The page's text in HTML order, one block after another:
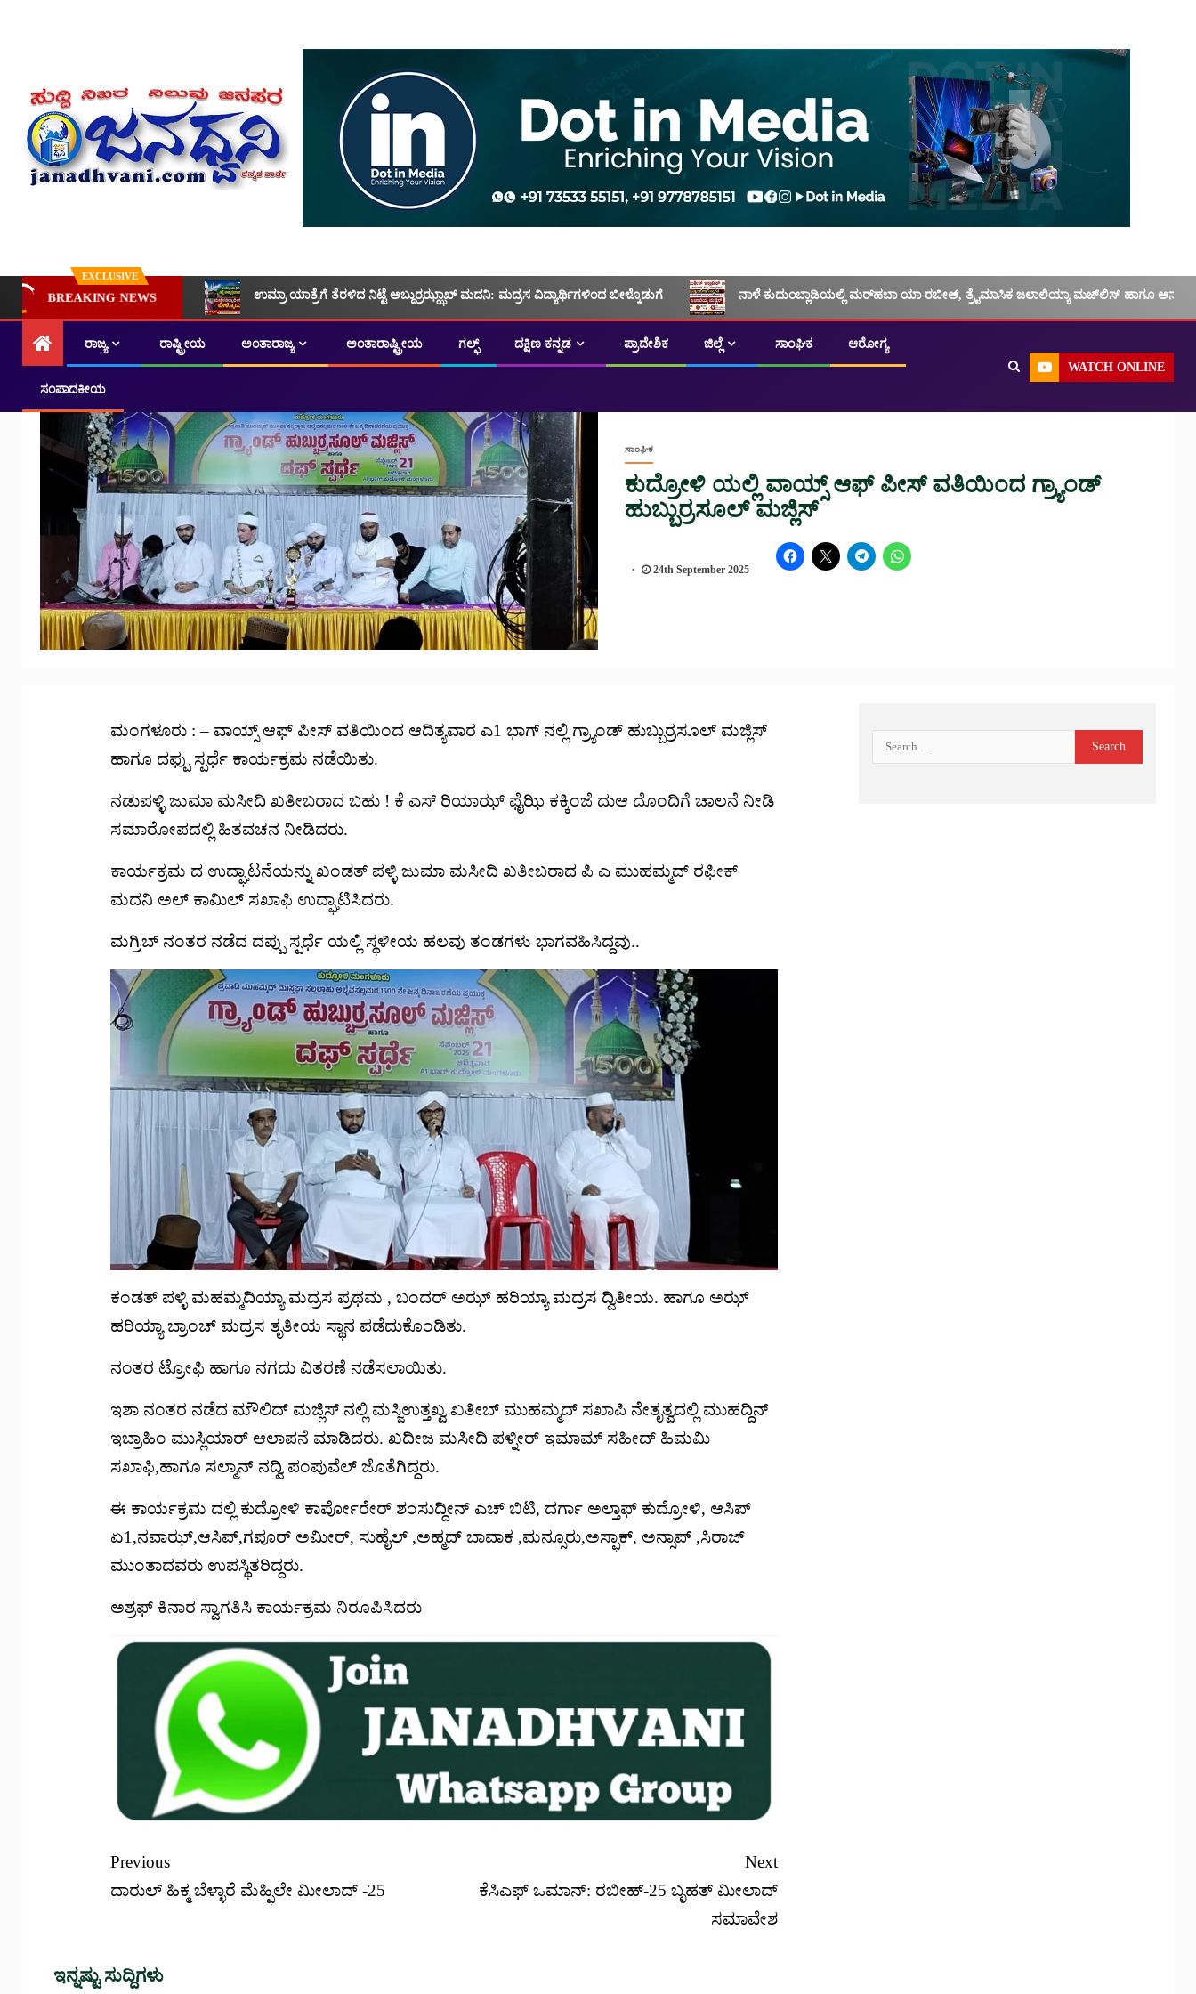
EXCLUSIVE
BREAKING NEWS ಉಮ್ರಾ ಯಾತ್ರೆಗೆ ತೆರಳಿದ ನಿಟ್ಟೆ ಅಬ್ದುರ್ರಝ್ಝಾಖ್ ಮದನಿ: ಮದ್ರಸ ವಿದ್ಯಾರ್ಥಿಗಳಿಂದ ಬೀಳ್ಕೊಡುಗೆ ನಾಳೆ ಕುದುಂಬ್ಲಾಡಿಯಲ್ಲಿ ಮರ್‌‌ಹಬಾ ಯಾ ರಬೀಅ್, ತ್ರೈಮಾಸಿಕ ಜಲಾಲಿಯ್ಯಾ ಮಜ್‌‌ಲಿಸ್‌‌ ಹಾಗೂ
ರಾಜ್ಯ ರಾಷ್ಟ್ರೀಯ ಅಂತಾರಾಜ್ಯ ಅಂತಾರಾಷ್ಟ್ರೀಯ ಗಲ್ಫ್ ದಕ್ಷಿಣ ಕನ್ನಡ ಪ್ರಾದೇಶಿಕ ಜಿಲ್ಲೆ ಸಾಂಘಿಕ ಆರೋಗ್ಯ
ಸಂಪಾದಕೀಯ
WATCH ONLINE
ಸಾಂಘಿಕ
ಕುದ್ರೋಳಿ ಯಲ್ಲಿ ವಾಯ್ಸ್ ಆಫ್ ಪೀಸ್ ವತಿಯಿಂದ ಗ್ರ್ಯಾಂಡ್
ಹುಬ್ಬುರ್ರಸೂಲ್ ಮಜ್ಲಿಸ್
24th September 2025
ಮಂಗಳೂರು : – ವಾಯ್ಸ್ ಆಫ್ ಪೀಸ್ ವತಿಯಿಂದ ಆದಿತ್ಯವಾರ ಎ1 ಭಾಗ್ ನಲ್ಲಿ ಗ್ರ್ಯಾಂಡ್ ಹುಬ್ಬುರ್ರಸೂಲ್ ಮಜ್ಲಿಸ್
ಹಾಗೂ ದಫ್ಪು ಸ್ಪರ್ಧೆ ಕಾರ್ಯಕ್ರಮ ನಡೆಯಿತು.
ನಡುಪಳ್ಳಿ ಜುಮಾ ಮಸೀದಿ ಖತೀಬರಾದ ಬಹು ! ಕೆ ಎಸ್ ರಿಯಾಝ್ ಫೈಝಿ ಕಕ್ಕಿಂಜೆ ದುಆ ದೊಂದಿಗೆ ಚಾಲನೆ ನೀಡಿ
ಸಮಾರೋಪದಲ್ಲಿ ಹಿತವಚನ ನೀಡಿದರು.
ಕಾರ್ಯಕ್ರಮ ದ ಉದ್ಘಾಟನೆಯನ್ನು ಖಂಡತ್ ಪಳ್ಳಿ ಜುಮಾ ಮಸೀದಿ ಖತೀಬರಾದ ಪಿ ಎ ಮುಹಮ್ಮದ್ ರಫೀಕ್
ಮದನಿ ಅಲ್ ಕಾಮಿಲ್ ಸಖಾಫಿ ಉದ್ಘಾಟಿಸಿದರು.
ಮಗ್ರಿಬ್ ನಂತರ ನಡೆದ ದಪ್ಪು ಸ್ಪರ್ಧೆ ಯಲ್ಲಿ ಸ್ಥಳೀಯ ಹಲವು ತಂಡಗಳು ಭಾಗವಹಿಸಿದ್ದವು..
ಕಂಡತ್ ಪಳ್ಳಿ ಮಹಮ್ಮದಿಯ್ಯಾ ಮದ್ರಸ ಪ್ರಥಮ , ಬಂದರ್ ಅಝ್ ಹರಿಯ್ಯಾ ಮದ್ರಸ ದ್ವಿತೀಯ. ಹಾಗೂ ಅಝ್
ಹರಿಯ್ಯಾ ಬ್ರಾಂಚ್ ಮದ್ರಸ ತೃತೀಯ ಸ್ಥಾನ ಪಡೆದುಕೊಂಡಿತು.
ನಂತರ ಟ್ರೋಫಿ ‌ಹಾಗೂ ನಗದು ವಿತರಣೆ ನಡೆಸಲಾಯಿತು.
ಇಶಾ ನಂತರ ನಡೆದ ಮೌಲಿದ್ ಮಜ್ಲಿಸ್ ನಲ್ಲಿ ಮಸ್ಜಿಉತ್ತಖ್ವ ಖತೀಬ್ ಮುಹಮ್ಮದ್ ಸಖಾಪಿ ನೇತೃತ್ವದಲ್ಲಿ ಮುಹದ್ದಿನ್
ಇಬ್ರಾಹಿಂ ಮುಸ್ಲಿಯಾರ್ ಆಲಾಪನೆ ಮಾಡಿದರು. ಖದೀಜ ಮಸೀದಿ ಪಳ್ನೀರ್ ಇಮಾಮ್ ಸಹೀದ್ ಹಿಮಮಿ
ಸಖಾಫಿ,ಹಾಗೂ ಸಲ್ಮಾನ್ ನದ್ವಿ ಪಂಪುವೆಲ್ ಜೊತೆಗಿದ್ದರು.
ಈ ಕಾರ್ಯಕ್ರಮ ದಲ್ಲಿ ಕುದ್ರೋಳಿ ಕಾರ್ಪೋರೇರ್ ಶಂಸುದ್ದೀನ್ ಎಚ್ ಬಿಟಿ, ದರ್ಗಾ ಅಲ್ತಾಫ್ ಕುದ್ರೋಳಿ, ಆಸಿಪ್
ಏ1,ನವಾಝ್,ಆಸಿಪ್,ಗಪೂರ್ ಅಮೀರ್, ಸುಹೈಲ್ ,ಅಹ್ಮದ್ ಬಾವಾಕ ,ಮನ್ಸೂರು,ಅಸ್ಫಾಕ್, ಅನ್ಸಾಪ್ ,ಸಿರಾಜ್
ಮುಂತಾದವರು ಉಪಸ್ಥಿತರಿದ್ದರು.
ಅಶ್ರಫ್ ಕಿನಾರ ಸ್ವಾಗತಿಸಿ ಕಾರ್ಯಕ್ರಮ ನಿರೂಪಿಸಿದರು
Previous
ದಾರುಲ್ ಹಿಕ್ಮ ಬೆಳ್ಳಾರೆ ಮೆಹ್ಫಿಲೇ ಮೀಲಾದ್ -25
Next
ಕೆಸಿಎಫ್ ಒಮಾನ್: ರಬೀಹ್-25 ಬೃಹತ್ ಮೀಲಾದ್
ಸಮಾವೇಶ
ಇನ್ನಷ್ಟು ಸುದ್ದಿಗಳು